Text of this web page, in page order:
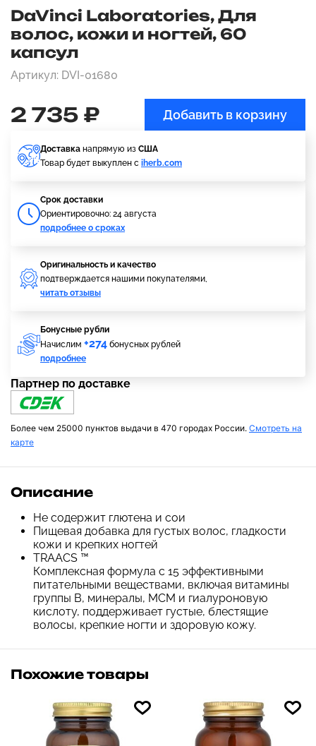
DaVinci Laboratories, Для
волос, кожи и ногтей, 60
капсул
Артикул: DVI-01680
2 735 ₽ Добавить в корзину
Доставка напрямую из США
Товар будет выкуплен с iherb.com
Cрок доставки
Ориентировочно: 24 августа
подробнее о сроках
Оригинальность и качество
подтверждается нашими покупателями,
читать отзывы
Бонусные рубли
Начислим +274 бонусных рублей
подробнее
Партнер по доставке
Более чем 25000 пунктов выдачи в 470 городах России. Смотреть на
карте
Описание
Не содержит глютена и сои
Пищевая добавка для густых волос, гладкости
кожи и крепких ногтей
TRAACS ™
Комплексная формула с 15 эффективными
питательными веществами, включая витамины
группы B, минералы, МСМ и гиалуроновую
кислоту, поддерживает густые, блестящие
волосы, крепкие ногти и здоровую кожу.
Похожие товары